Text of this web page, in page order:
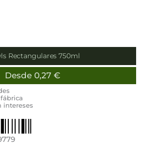
Rectangulares 750ml
Desde 0,27 €
intereses